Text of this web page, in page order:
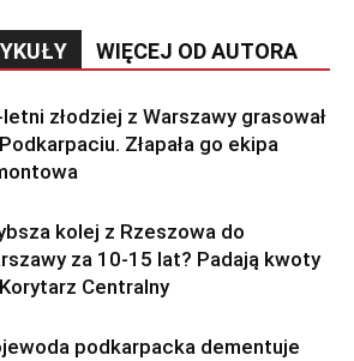
WIĘCEJ OD AUTORA
złodziej z Warszawy grasował
Złapała go ekipa
kolej z Rzeszowa do
za 10-15 lat? Padają kwoty
Centralny
podkarpacka dementuje